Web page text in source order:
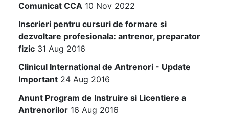
Comunicat CCA 10 Nov 2022
Inscrieri pentru cursuri de formare si
dezvoltare profesionala: antrenor, preparator
fizic 31 Aug 2016
Clinicul International de Antrenori - Update
Important 24 Aug 2016
Anunt Program de Instruire si Licentiere a
Antrenorilor 16 Aug 2016